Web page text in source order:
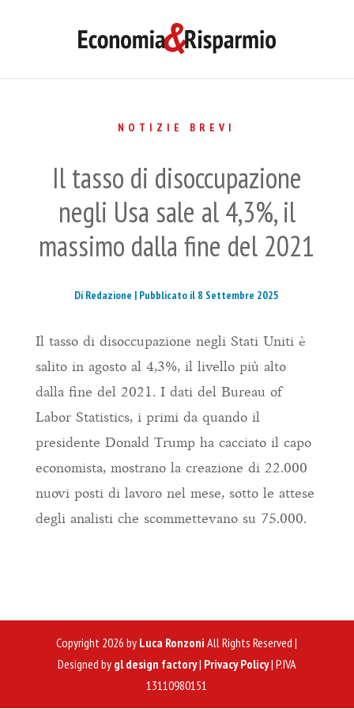
NOTIZIE BREVI
Il tasso di disoccupazione
negli Usa sale al 4,3%, il
massimo dalla fine del 2021
Di Redazione | Pubblicato il 8 Settembre 2025
Il tasso di disoccupazione negli Stati Uniti è
salito in agosto al 4,3%, il livello più alto
dalla fine del 2021. I dati del Bureau of
Labor Statistics, i primi da quando il
presidente Donald Trump ha cacciato il capo
economista, mostrano la creazione di 22.000
nuovi posti di lavoro nel mese, sotto le attese
degli analisti che scommettevano su 75.000.
Copyright 2026 by Luca Ronzoni All Rights Reserved |
Designed by gl design factory| Privacy Policy| P.IVA
13110980151